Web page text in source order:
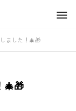
ました！🎄🎁
🎄🎁